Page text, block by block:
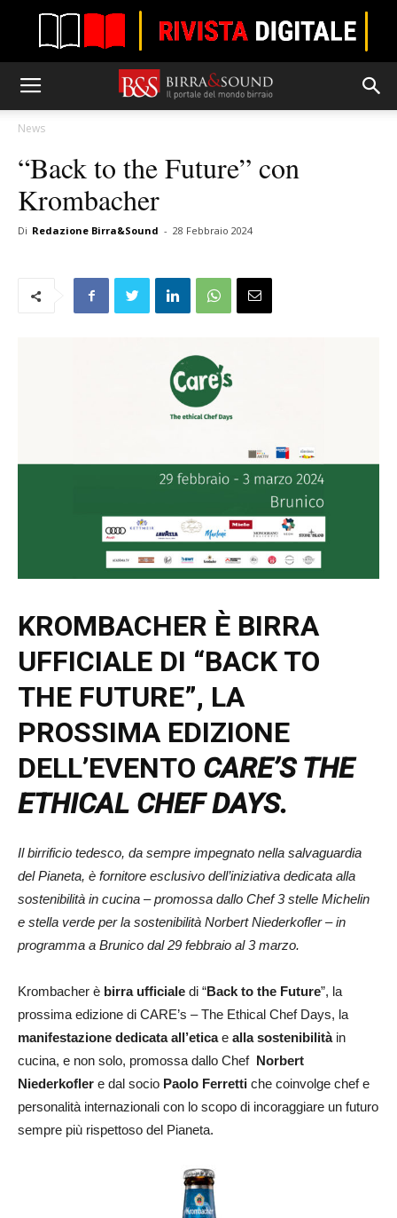
News
“Back to the Future” con
Krombacher
Di Redazione Birra&Sound - 28 Febbraio 2024
KROMBACHER È BIRRA
UFFICIALE DI “BACK TO
THE FUTURE”, LA
PROSSIMA EDIZIONE
DELL’EVENTO CARE’S THE
ETHICAL CHEF DAYS.
Il birrificio tedesco, da sempre impegnato nella salvaguardia
del Pianeta, è fornitore esclusivo dell’iniziativa dedicata alla
sostenibilità in cucina – promossa dallo Chef 3 stelle Michelin
e stella verde per la sostenibilità Norbert Niederkofler –in
programma a Brunico dal 29 febbraio al 3 marzo.
Krombacher è birra ufficiale di “Back to the Future”, la
prossima edizione di CARE’s – The Ethical Chef Days, la
manifestazione dedicata all’eticae alla sostenibilitàin
cucina, e non solo, promossa dallo Chef Norbert
Niederkofler e dal socio Paolo Ferretti che coinvolge chef e
personalità internazionali con lo scopo di incoraggiare un futuro
sempre più rispettoso del Pianeta.